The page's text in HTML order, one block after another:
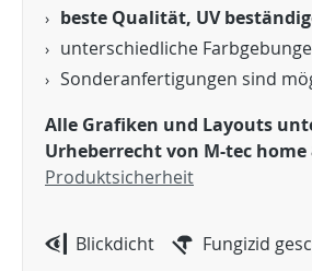
beste Qualität, UV
unterschiedliche
Sonderanfertigungen sind
Alle Grafiken und Layouts
Urheberrecht von M-tec home
Produktsicherheit
Blickdicht
Fungizid